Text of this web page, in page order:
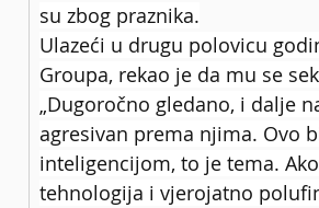
su zbog praznika.
Ulazeći u drugu polovicu
Groupa, rekao je da mu se
„Dugoročno gledano, i dalje
agresivan prema njima. Ovo
inteligencijom, to je tema.
tehnologija i vjerojatno